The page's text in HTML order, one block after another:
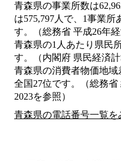
青森県の事業所数は
は575,797人で、1事業
す。（総務省 平成26年
青森県の1人あたり県民
す。（内閣府 県民経済
青森県の消費者物価地
全国27位です。（総務
2023を参照）
青森県の電話番号一覧を